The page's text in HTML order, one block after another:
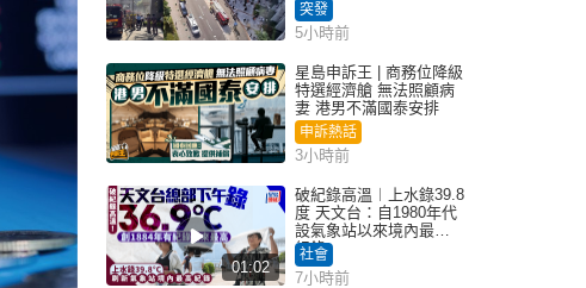
突發
5小時前
星島申訴王 | 商務位降級
特選經濟艙 無法照顧病
妻 港男不滿國泰安排
申訴熱話
3小時前
01:02
破紀錄高溫︱上水錄39.8
度 天文台：自1980年代
設氣象站以來境內最高
紀錄
社會
7小時前